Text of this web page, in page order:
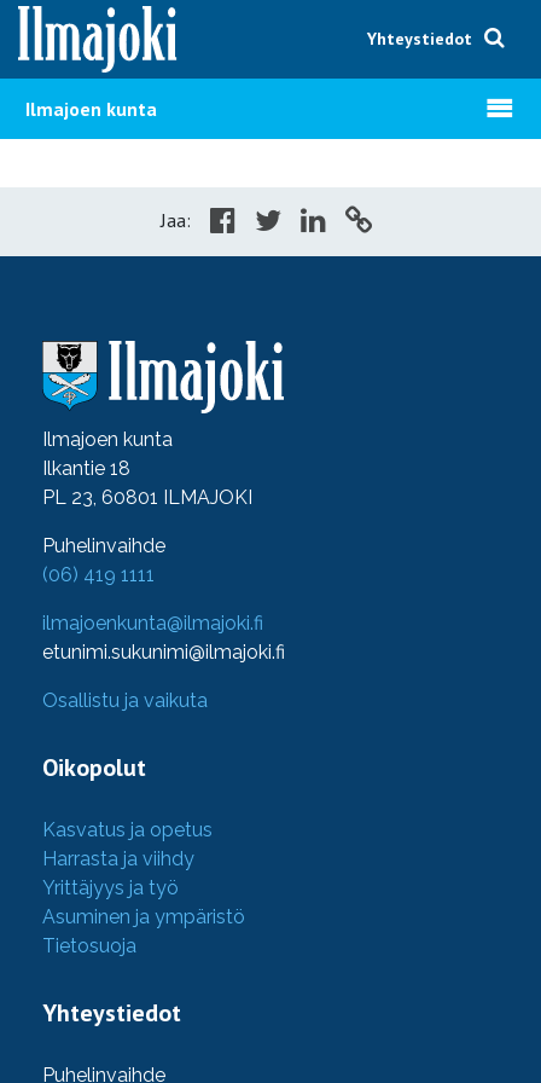
Hyppää sisältöön
Yhteystiedot
Ilmajoen kunta Avaa
Jaa:
Ilmajoen kunta
Ilkantie 18
PL 23, 60801 ILMAJOKI
Puhelinvaihde
(06) 419 1111
ilmajoenkunta@ilmajoki.fi
etunimi.sukunimi@ilmajoki.fi
Osallistu ja vaikuta
Oikopolut
Kasvatus ja opetus
Harrasta ja viihdy
Yrittäjyys ja työ
Asuminen ja ympäristö
Tietosuoja
Yhteystiedot
Puhelinvaihde